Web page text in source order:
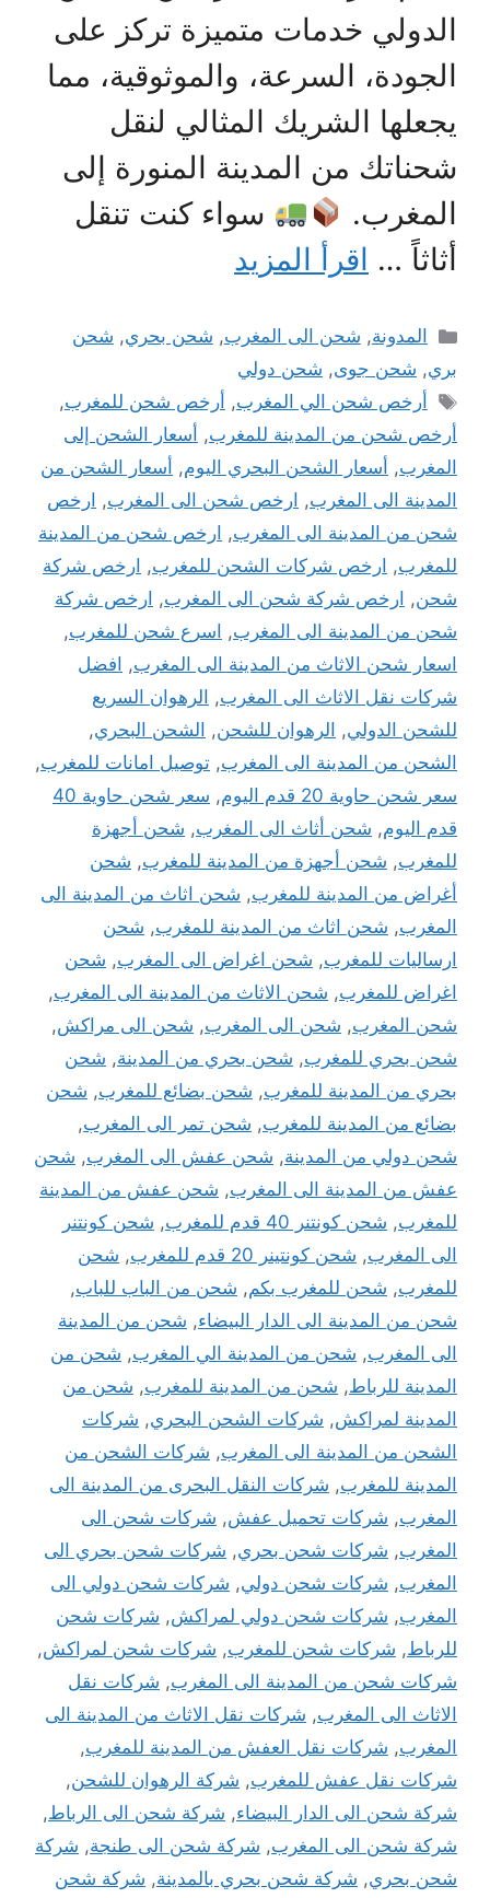
الدولي خدمات متميزة تركز على
الجودة، السرعة، والموثوقية، مما
يجعلها الشريك المثالي لنقل
شحناتك من المدينة المنورة إلى
المغرب.
سواء كنت تنقل
أثاثاً … اقرأ المزيد
التصنيفات
المدونة, شحن الى المغرب, شحن بحري, شحن
بري, شحن جوى, شحن دولي
الوسوم
أرخص شحن الي المغرب, أرخص شحن للمغرب,
أرخص شحن من المدينة للمغرب, أسعار الشحن إلى
المغرب, أسعار الشحن البحري اليوم, أسعار الشحن من
المدينة الى المغرب, ارخص شحن الى المغرب, ارخص
شحن من المدينة الى المغرب, ارخص شحن من المدينة
للمغرب, ارخص شركات الشحن للمغرب, ارخص شركة
شحن, ارخص شركة شحن الى المغرب, ارخص شركة
شحن من المدينة الى المغرب, اسرع شحن للمغرب,
اسعار شحن الاثاث من المدينة الى المغرب, افضل
شركات نقل الاثاث الى المغرب, الرهوان السريع
للشحن الدولي, الرهوان للشحن, الشحن البحري,
الشحن من المدينة الى المغرب, توصيل امانات للمغرب,
سعر شحن حاوية 20 قدم اليوم
,
سعر شحن حاوية 40
قدم اليوم, شحن أثاث الى المغرب, شحن أجهزة
للمغرب, شحن أجهزة من المدينة للمغرب, شحن
أغراض من المدينة للمغرب, شحن اثاث من المدينة الى
المغرب, شحن اثاث من المدينة للمغرب, شحن
ارساليات للمغرب, شحن اغراض الى المغرب, شحن
اغراض للمغرب, شحن الاثاث من المدينة الى المغرب,
شحن المغرب, شحن الى المغرب, شحن الى مراكش,
شحن بحري للمغرب, شحن بحري من المدينة, شحن
بحري من المدينة للمغرب, شحن بضائع للمغرب, شحن
بضائع من المدينة للمغرب, شحن تمر الى المغرب,
شحن دولي من المدينة, شحن عفش الى المغرب, شحن
عفش من المدينة الى المغرب, شحن عفش من المدينة
للمغرب, شحن كونتنر 40 قدم للمغرب , شحن كونتنر
الى المغرب, شحن كونتينر 20 قدم للمغرب , شحن
للمغرب, شحن للمغرب بكم, شحن من الباب للباب,
شحن من المدينة الى الدار البيضاء, شحن من المدينة
الى المغرب, شحن من المدينة الي المغرب, شحن من
المدينة للرباط, شحن من المدينة للمغرب, شحن من
المدينة لمراكش, شركات الشحن البحري, شركات
الشحن من المدينة الى المغرب, شركات الشحن من
المدينة للمغرب, شركات النقل البحرى من المدينة الى
المغرب, شركات تحميل عفش, شركات شحن الى
المغرب, شركات شحن بحري, شركات شحن بحري الى
المغرب, شركات شحن دولي, شركات شحن دولي الى
المغرب, شركات شحن دولي لمراكش, شركات شحن
للرباط, شركات شحن للمغرب, شركات شحن لمراكش,
شركات شحن من المدينة الى المغرب, شركات نقل
الاثاث الى المغرب, شركات نقل الاثاث من المدينة الى
المغرب, شركات نقل العفش من المدينة للمغرب,
شركات نقل عفش للمغرب, شركة الرهوان للشحن,
شركة شحن الى الدار البيضاء, شركة شحن الى الرباط,
شركة شحن الى المغرب, شركة شحن الى طنجة, شركة
شحن بحري, شركة شحن بحري بالمدينة, شركة شحن